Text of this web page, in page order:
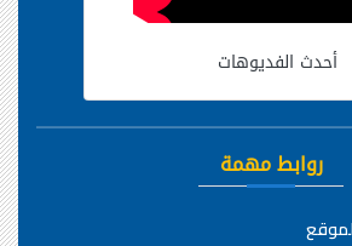
أحدث الفديوهات
روابط مهمة